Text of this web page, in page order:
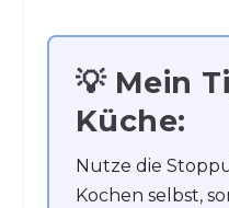
💡 Mein
Küche:
Nutze die
Kochen selbst,